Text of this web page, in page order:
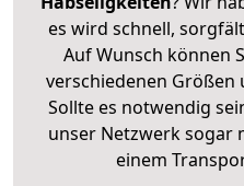
es wird schnell,
Auf Wunsch können
verschiedenen Größen
Sollte es notwendig
unser Netzwerk sogar
einem